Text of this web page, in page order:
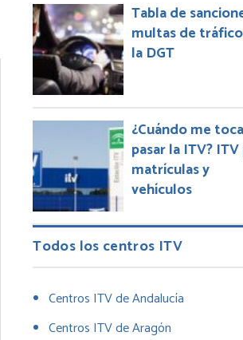
Tabla de
multas de
la DGT
¿Cuándo me toca
pasar la ITV?
matrículas y
vehículos
Todos los centros ITV
Centros ITV de Andalucía
Centros ITV de Aragón